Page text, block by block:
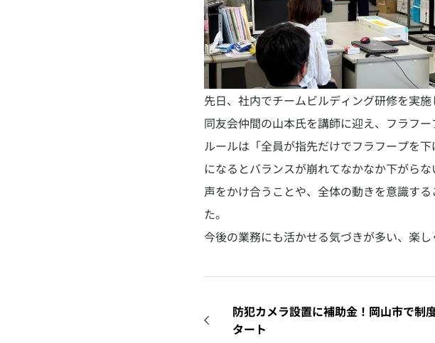
先日、社内でチームビルディング研修を実施
同友会仲間の山本氏を講師に迎え、フラフ
ルールは「全員が指先だけでフラフープを
になるとバランスが崩れてなかなか下がらな
声をかけ合うことや、全体の動きを意識す
た。
今後の業務にも活かせる気づきが多い、楽
防犯カメラ設置に補助金！岡山市で制
タート